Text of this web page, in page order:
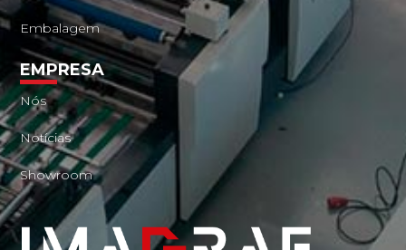
Embalagem
EMPRESA
Nós
Notícias
Showroom